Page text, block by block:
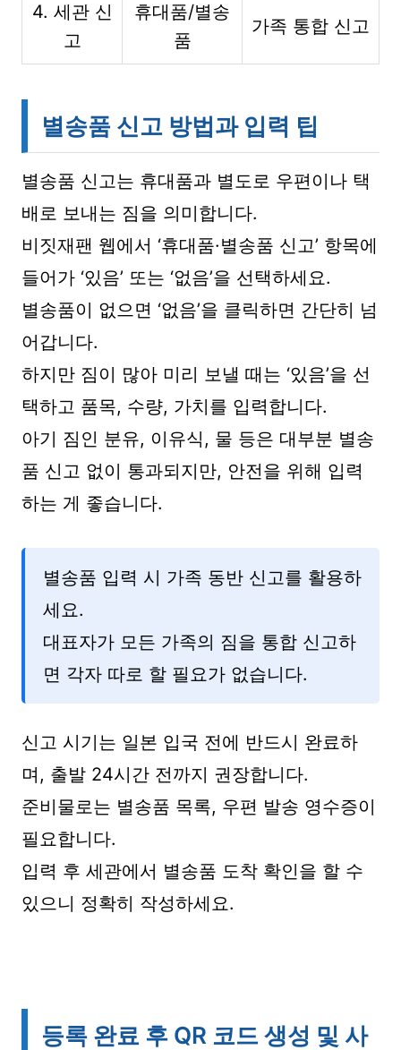
4. 세관 신
고
휴대품/별송
품
가족 통합 신고
별송품 신고 방법과 입력 팁
별송품 신고는 휴대품과 별도로 우편이나 택
배로 보내는 짐을 의미합니다.
비짓재팬 웹에서 ‘휴대품·별송품 신고’ 항목에
들어가 ‘있음’ 또는 ‘없음’을 선택하세요.
별송품이 없으면 ‘없음’을 클릭하면 간단히 넘
어갑니다.
하지만 짐이 많아 미리 보낼 때는 ‘있음’을 선
택하고 품목, 수량, 가치를 입력합니다.
아기 짐인 분유, 이유식, 물 등은 대부분 별송
품 신고 없이 통과되지만, 안전을 위해 입력
하는 게 좋습니다.
별송품 입력 시 가족 동반 신고를 활용하
세요.
대표자가 모든 가족의 짐을 통합 신고하
면 각자 따로 할 필요가 없습니다.
신고 시기는 일본 입국 전에 반드시 완료하
며, 출발 24시간 전까지 권장합니다.
준비물로는 별송품 목록, 우편 발송 영수증이
필요합니다.
입력 후 세관에서 별송품 도착 확인을 할 수
있으니 정확히 작성하세요.
등록 완료 후 QR 코드 생성 및 사